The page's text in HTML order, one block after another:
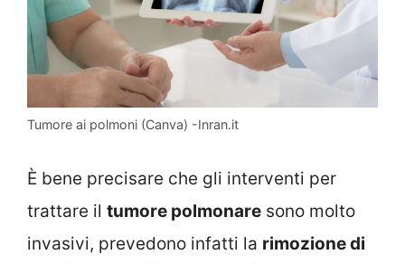
Tumore ai polmoni (Canva) -Inran.it
È bene precisare che gli interventi per
trattare il tumore polmonare sono molto
invasivi, prevedono infatti la rimozione di